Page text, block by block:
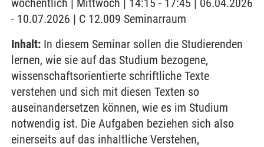
wöchentlich | Mittwoch | 14:15 - 17:45 | 06.04.2026
- 10.07.2026 | C 12.009 Seminarraum
Inhalt: In diesem Seminar sollen die Studierenden
lernen, wie sie auf das Studium bezogene,
wissenschaftsorientierte schriftliche Texte
verstehen und sich mit diesen Texten so
auseinandersetzen können, wie es im Studium
notwendig ist. Die Aufgaben beziehen sich also
einerseits auf das inhaltliche Verstehen,